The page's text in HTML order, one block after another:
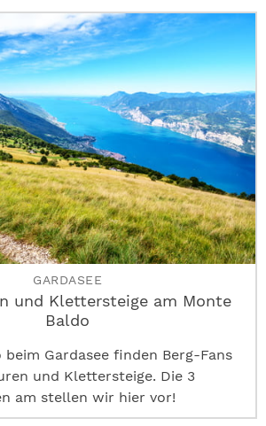
GARDASEE
und Klettersteige am Monte
Baldo
Gardasee finden Berg-Fans
und Klettersteige. Die 3
am stellen wir hier vor!